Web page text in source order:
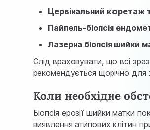
Цервікальний кюретаж
Пайпель-біопсія
Лазерна біопсія шийки
Слід враховувати, що всі
рекомендується щорічно для
Коли необхідне
Біопсія ерозії шийки матки
виявлення атипових клітин